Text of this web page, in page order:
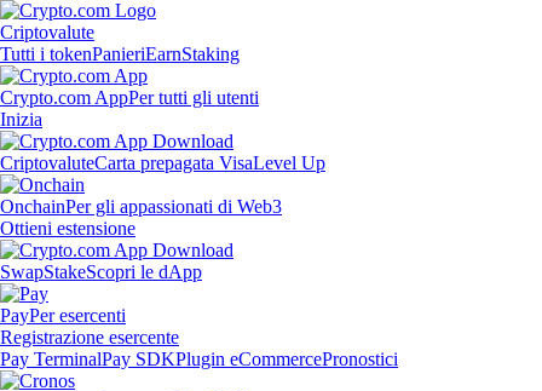
Criptovalute
Tutti i tokenPanieriEarnStaking
Crypto.com AppPer tutti gli utenti
Inizia
CriptovaluteCarta prepagata VisaLevel Up
OnchainPer gli appassionati di Web3
Ottieni estensione
SwapStakeScopri le dApp
PayPer esercenti
Registrazione esercente
Pay TerminalPay SDKPlugin eCommercePronostici